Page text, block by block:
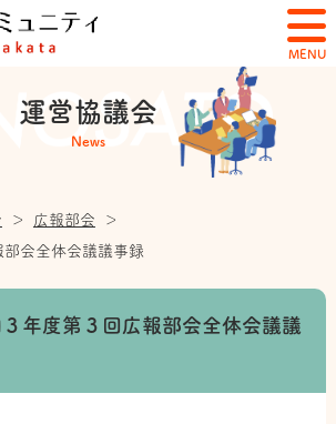
MENU
運営協議会
News
＞ 広報部会
＞
会全体会議議事録
年度第３回広報部会全体会議議